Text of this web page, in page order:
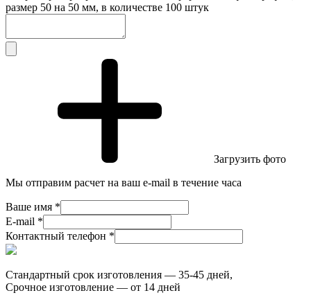
размер 50 на 50 мм, в количестве 100 штук
Загрузить фото
Мы отправим расчет на ваш e-mail в течение часа
Ваше имя *
E-mail *
Контактный телефон *
Стандартный срок изготовления — 35-45 дней,
Срочное изготовление — от 14 дней